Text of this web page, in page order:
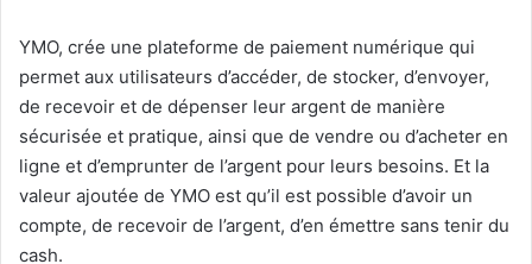
YMO, crée une plateforme de paiement numérique qui
permet aux utilisateurs d’accéder, de stocker, d’envoyer,
de recevoir et de dépenser leur argent de manière
sécurisée et pratique, ainsi que de vendre ou d’acheter en
ligne et d’emprunter de l’argent pour leurs besoins. Et la
valeur ajoutée de YMO est qu’il est possible d’avoir un
compte, de recevoir de l’argent, d’en émettre sans tenir du
cash.